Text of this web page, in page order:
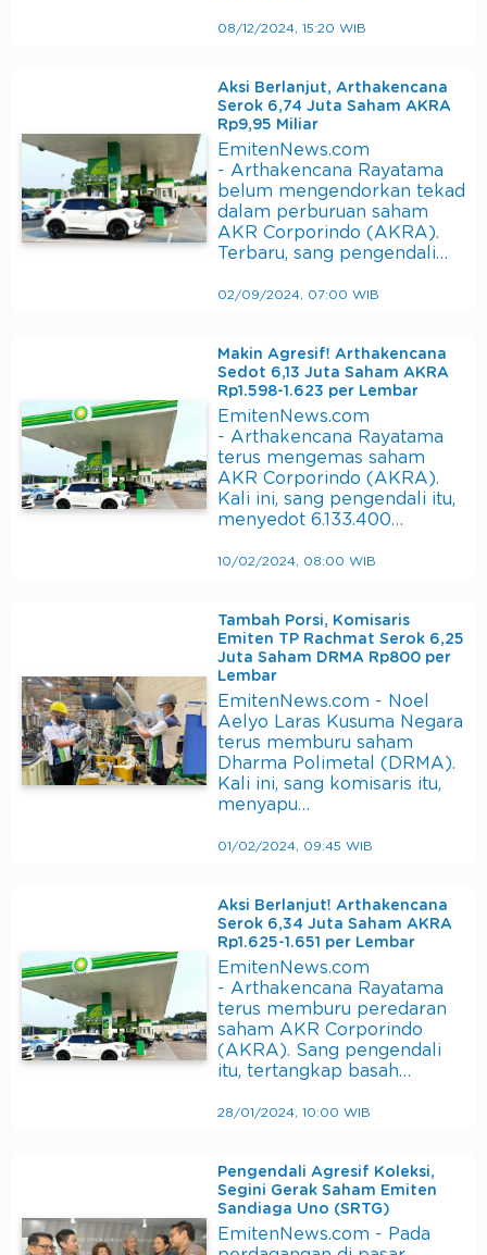
08/12/2024, 15:20 WIB
Aksi Berlanjut, Arthakencana
Serok 6,74 Juta Saham AKRA
Rp9,95 Miliar
EmitenNews.com
- Arthakencana Rayatama
belum mengendorkan tekad
dalam perburuan saham
AKR Corporindo (AKRA).
Terbaru, sang pengendali…
02/09/2024, 07:00 WIB
Makin Agresif! Arthakencana
Sedot 6,13 Juta Saham AKRA
Rp1.598-1.623 per Lembar
EmitenNews.com
- Arthakencana Rayatama
terus mengemas saham
AKR Corporindo (AKRA).
Kali ini, sang pengendali itu,
menyedot 6.133.400…
10/02/2024, 08:00 WIB
Tambah Porsi, Komisaris
Emiten TP Rachmat Serok 6,25
Juta Saham DRMA Rp800 per
Lembar
EmitenNews.com - Noel
Aelyo Laras Kusuma Negara
terus memburu saham
Dharma Polimetal (DRMA).
Kali ini, sang komisaris itu,
menyapu…
01/02/2024, 09:45 WIB
Aksi Berlanjut! Arthakencana
Serok 6,34 Juta Saham AKRA
Rp1.625-1.651 per Lembar
EmitenNews.com
- Arthakencana Rayatama
terus memburu peredaran
saham AKR Corporindo
(AKRA). Sang pengendali
itu, tertangkap basah…
28/01/2024, 10:00 WIB
Pengendali Agresif Koleksi,
Segini Gerak Saham Emiten
Sandiaga Uno (SRTG)
EmitenNews.com - Pada